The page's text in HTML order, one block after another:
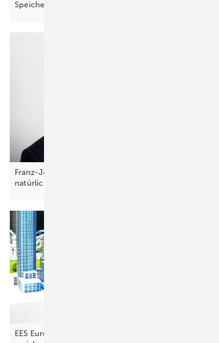
Speicher treten in
Franz-Josef Feilmeier: „Die Co-Location ist der
natürliche Anwendungsfall für
EES Europe: Speicher senken Energiekosten und